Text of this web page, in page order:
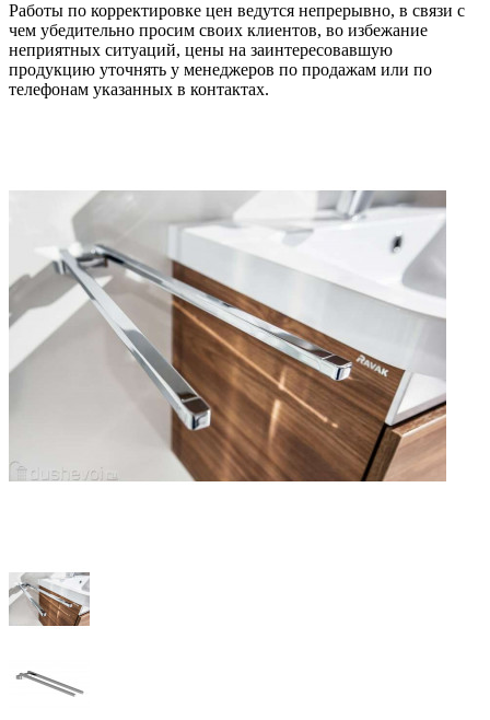
Работы по корректировке цен ведутся непрерывно, в связи с
чем убедительно просим своих клиентов, во избежание
неприятных ситуаций, цены на заинтересовавшую
продукцию уточнять у менеджеров по продажам или по
телефонам указанных в контактах.